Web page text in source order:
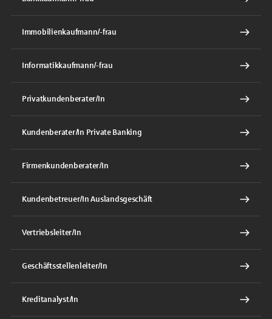
Immobilienkaufmann/-frau
Informatikkaufmann/-frau
Privatkundenberater/In
Kundenberater/In Private Banking
Firmenkundenberater/In
Kundenbetreuer/In Auslandsgeschäft
Vertriebsleiter/In
Geschäftsstellenleiter/In
Kreditanalyst/In